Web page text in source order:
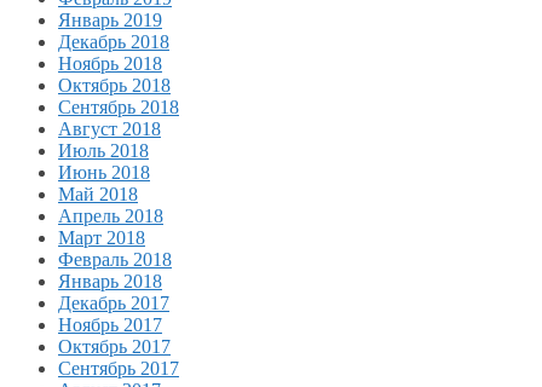
Январь 2019
Декабрь 2018
Ноябрь 2018
Октябрь 2018
Сентябрь 2018
Август 2018
Июль 2018
Июнь 2018
Май 2018
Апрель 2018
Март 2018
Февраль 2018
Январь 2018
Декабрь 2017
Ноябрь 2017
Октябрь 2017
Сентябрь 2017